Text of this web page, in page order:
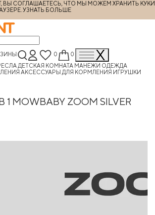
ВЫ СОГЛАШАЕТЕСЬ, ЧТО МЫ МОЖЕМ ХРАНИТЬ КУКИ
УЗНАТЬ БОЛЬШЕ
0
0
ДЕТСКАЯ КОМНАТА МАНЕЖИ ОДЕЖДА
АКСЕССУАРЫ ДЛЯ КОРМЛЕНИЯ ИГРУШКИ
MOWBABY ZOOM SILVER